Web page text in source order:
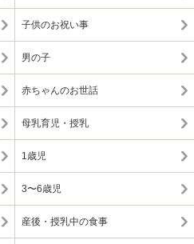
子供のお祝い事
男の子
赤ちゃんのお世話
母乳育児・授乳
1歳児
3〜6歳児
産後・授乳中の食事